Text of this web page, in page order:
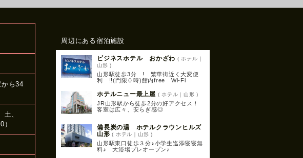
ら34
、
周辺にある宿泊施設
ビジネスホテル おかざわ ( ホテル｜
山形 )
山形駅徒歩3分 ! 繁華街近く大変便
利 !!(門限０時)館内free Wi-Fi
ホテルニュー最上屋 ( ホテル｜山形 )
JR山形駅から徒歩2分の好アクセス！
客室は広々、安らぎ感◎
備長炭の湯 ホテルクラウンヒルズ
山形 ( ホテル｜山形 )
山形駅東口徒歩３分♪小学生迄添寝寝無
料♪ 大浴場プレオープン♪